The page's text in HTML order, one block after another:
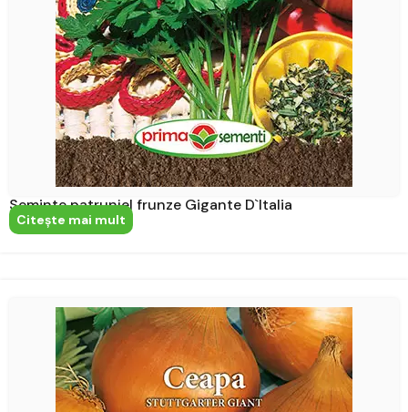
Seminte patrunjel frunze Gigante D`Italia
Citeşte mai mult